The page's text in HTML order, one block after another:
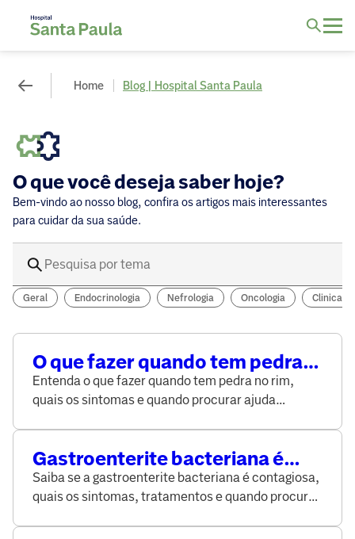
Home Blog | Hospital Santa Paula
O que você deseja saber hoje?
Bem-vindo ao nosso blog, confira os artigos mais interessantes
para cuidar da sua saúde.
Geral Endocrinologia Nefrologia Oncologia Clinica
O que fazer quando tem pedra
no rim? Saiba identificar os
sintomas e quando procurar o
Entenda o que fazer quando tem pedra no rim,
quais os sintomas e quando procurar ajuda
Gastroenterite bacteriana é
contagiosa? Entenda causas e
cuidados
Saiba se a gastroenterite bacteriana é contagiosa,
quais os sintomas, tratamentos e quando procurar